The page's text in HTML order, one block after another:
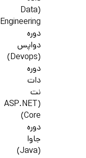
(Data
Engineering)
دوره
دواپس
(Devops)
دوره
دات
نت
(ASP.NET
Core)
دوره
جاوا
(Java)